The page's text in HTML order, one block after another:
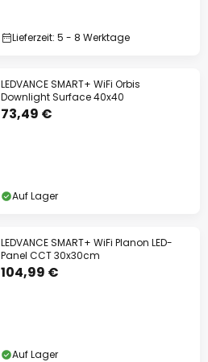
Lieferzeit: 5 - 8 Werktage
LEDVANCE SMART+ WiFi Orbis
Downlight Surface 40x40
73,49 €
Auf Lager
LEDVANCE SMART+ WiFi Planon LED-
Panel CCT 30x30cm
104,99 €
Auf Lager